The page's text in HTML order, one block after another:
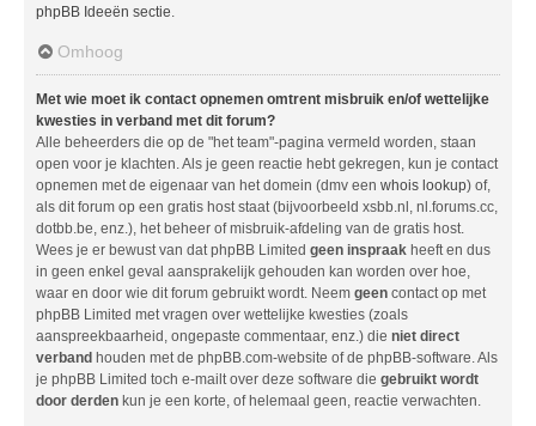
phpBB Ideeën sectie
Omhoog
Met wie moet ik contact opnemen omtrent misbruik en/of wettelijke
kwesties in verband met dit forum?
Alle beheerders die op de "het team"-pagina vermeld worden, staan
open voor je klachten. Als je geen reactie hebt gekregen, kun je contact
opnemen met de eigenaar van het domein (dmv een whois lookup) of,
als dit forum op een gratis host staat (bijvoorbeeld xsbb.nl, nl.forums.cc,
dotbb.be, enz.), het beheer of misbruik-afdeling van de gratis host.
Wees je er bewust van dat phpBB Limited geen inspraak heeft en dus
in geen enkel geval aansprakelijk gehouden kan worden over hoe,
waar en door wie dit forum gebruikt wordt. Neem geen contact op met
phpBB Limited met vragen over wettelijke kwesties (zoals
aanspreekbaarheid, ongepaste commentaar, enz.) die niet direct
verband houden met de phpBB.com-website of de phpBB-software. Als
je phpBB Limited toch e-mailt over deze software die gebruikt wordt
door derden kun je een korte, of helemaal geen, reactie verwachten.